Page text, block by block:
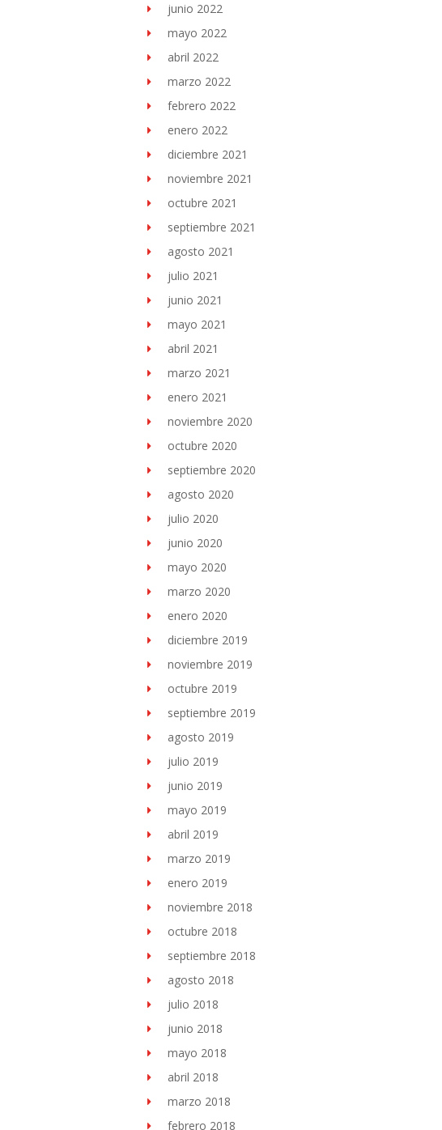
junio 2022
mayo 2022
abril 2022
marzo 2022
febrero 2022
enero 2022
diciembre 2021
noviembre 2021
octubre 2021
septiembre 2021
agosto 2021
julio 2021
junio 2021
mayo 2021
abril 2021
marzo 2021
enero 2021
noviembre 2020
octubre 2020
septiembre 2020
agosto 2020
julio 2020
junio 2020
mayo 2020
marzo 2020
enero 2020
diciembre 2019
noviembre 2019
octubre 2019
septiembre 2019
agosto 2019
julio 2019
junio 2019
mayo 2019
abril 2019
marzo 2019
enero 2019
noviembre 2018
octubre 2018
septiembre 2018
agosto 2018
julio 2018
junio 2018
mayo 2018
abril 2018
marzo 2018
febrero 2018